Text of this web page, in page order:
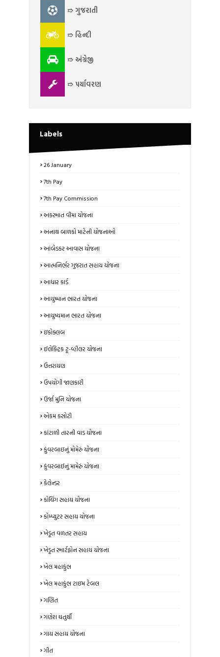
➱ ગુજરાતી
➱ હિન્દી
➱ અંગ્રેજી
➱ પર્યાવરણ
Labels
26 January
7th Pay
7th Pay Commission
અકસ્માત વીમા યોજના
અનાથ બાળકો માટેની યોજનાઓ
આંબેડકર આવાસ યોજના
આત્મનિર્ભર ગુજરાત સહાય યોજના
આધાર કાર્ડ
આયુષ્માન ભારત યોજના
આયુષ્યમાન ભારત યોજના
ઇકોક્લબ
ઈલેક્ટ્રિક ટૂ-વ્હીલર યોજના
ઉત્તરાયણ
ઉપયોગી જાણકારી
ઉર્જા મુનિ યોજના
એકમ કસોટી
કાંટાળી તારની વાડ યોજના
કુંવરબાઇનું મોમેરું યોજના
કુંવરબાઈનું મામેરું યોજના
કેલેન્ડર
કોચિંગ સહાય યોજના
કોમ્પ્યુટર સહાય યોજના
ખેડૂત વળતર સહાય
ખેડૂત સ્માર્ટફોન સહાય યોજના
ખેલ મહાકુંભ
ખેલ મહાકુંભ ટાઇમ ટેબલ
ગણિત
ગણેશ ચતુર્થી
ગાય સહાય યોજના
ગીત